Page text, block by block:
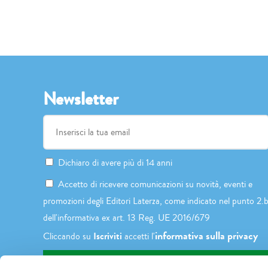
Newsletter
Dichiaro di avere più di 14 anni
Accetto di ricevere comunicazioni su novità, eventi e
promozioni degli Editori Laterza, come indicato nel punto 2.b
dell'informativa ex art. 13 Reg. UE 2016/679
Cliccando su Iscriviti accetti l'informativa sulla privacy